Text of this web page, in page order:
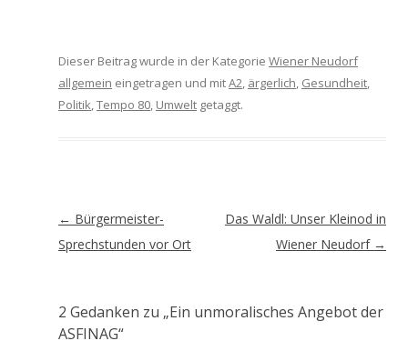
Dieser Beitrag wurde in der Kategorie Wiener Neudorf
allgemein eingetragen und mitA2, ärgerlich, Gesundheit,
Politik,Tempo 80, Umwelt getaggt.
Artikel-
Navigation
← Bürgermeister-
Sprechstunden vor Ort
Das Waldl: Unser Kleinod in
Wiener Neudorf →
2 Gedanken zu „Ein unmoralisches Angebot der
ASFINAG“